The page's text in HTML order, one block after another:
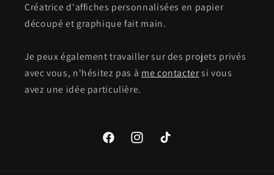
Créatrice d'affiches personnalisées en papier
découpé et graphique fait main.
Je peux également travailler sur des projets privés
avec vous, n'hésitez pas à me contactersi vous
avez une idée particulière.
FacebookInstagramTikTok